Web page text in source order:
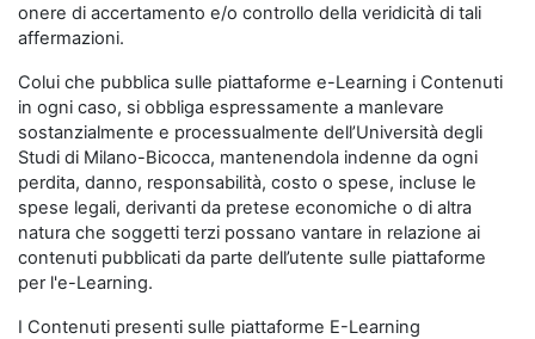
onere di accertamento e/o controllo della veridicità di tali
affermazioni.
Colui che pubblica sulle piattaforme e-Learning i Contenuti
in ogni caso, si obbliga espressamente a manlevare
sostanzialmente e processualmente dell’Università degli
Studi di Milano-Bicocca, mantenendola indenne da ogni
perdita, danno, responsabilità, costo o spese, incluse le
spese legali, derivanti da pretese economiche o di altra
natura che soggetti terzi possano vantare in relazione ai
contenuti pubblicati da parte dell’utente sulle piattaforme
per l'e-Learning.
I Contenuti presenti sulle piattaforme E-Learning